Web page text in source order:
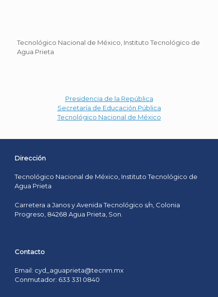
Tecnológico Nacional de México, Instituto Tecnológico de
Agua Prieta
Presidencia de la República
Secretaría de Educación Pública
Tecnológico Nacional de México
Dirección
Tecnológico Nacional de México, Instituto Tecnológico de
Agua Prieta
Carretera a Janos y Avenida Tecnológico s/n, Colonia
Progreso, 84268 Agua Prieta, Son.
Contacto
Email: cyd_aguaprieta@tecnm.mx
Conmutador: 633 331 0840